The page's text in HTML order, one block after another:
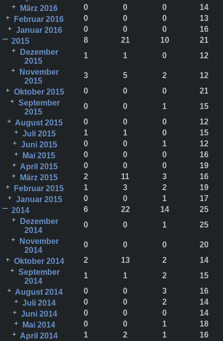
März 2016
0 0 0
14
Februar 2016
0 0 0
13
Januar 2016
0 0 0
16
2015
8 21 10
21
Dezember
2015
1 1 0
12
November
2015
3 5 2
12
Oktober 2015
0 0 0
21
September
2015
0 0 1
15
August 2015
0 0 0
12
Juli 2015
1 1 0
15
Juni 2015
0 0 1
12
Mai 2015
0 0 0
16
April 2015
0 0 0
19
März 2015
2 11 3
16
Februar 2015
1 3 2
19
Januar 2015
0 0 1
17
2014
6 22 14
25
Dezember
2014
0 0 1
25
November
2014
0 0 0
20
Oktober 2014
2 13 2
14
September
2014
1 1 2
15
August 2014
0 0 3
16
Juli 2014
0 0 2
14
Juni 2014
0 0 0
14
Mai 2014
0 0 1
18
April 2014
1 2 1
16